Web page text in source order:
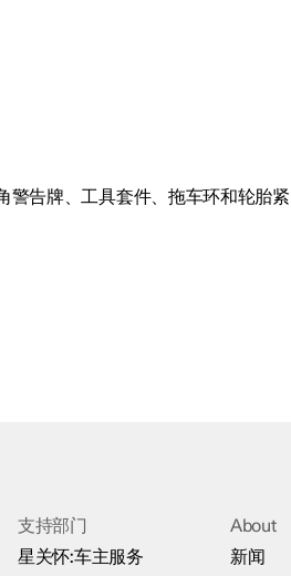
警告牌、工具套件、拖车环和轮胎紧
支持部门
星关怀:车主服务
About
新闻